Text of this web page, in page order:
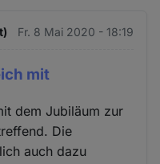
Fr. 8 Mai 2020 - 18:19
mit
dem Jubiläum zur
Die
auch dazu